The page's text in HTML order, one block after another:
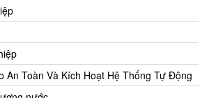
An Toàn Và Kích Hoạt Hệ Thống Tự Động